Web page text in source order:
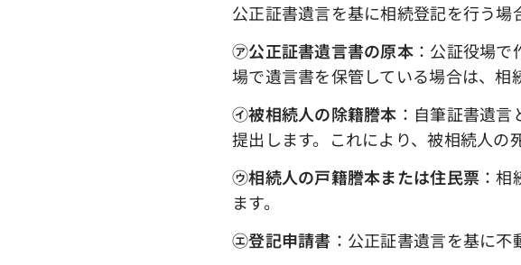
公正証書遺言を基に相続登記を行う場
㋐公正証書遺言書の原本：公証役場で
場で遺言書を保管している場合は、相
㋑被相続人の除籍謄本 ：自筆証書遺
提出します。これにより、被相続人の
㋒相続人の戸籍謄本または住民票 ：
ます。
㋓登記申請書 ：公正証書遺言を基に不